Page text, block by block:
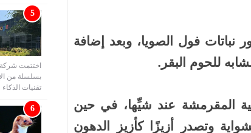
فول الصويا، وبعد إضافة
للحوم البقر.
المقرمشة عند شيِّها، في حين
وتصدر أزيزًا كأزيز الدهون
بسلسلة من
تقنيات الذكاء